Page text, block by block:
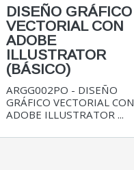
DISEÑO GRÁFICO
VECTORIAL CON
ADOBE
ILLUSTRATOR
(BÁSICO)
ARGG002PO - DISEÑO
GRÁFICO VECTORIAL CON
ADOBE ILLUSTRATOR ...